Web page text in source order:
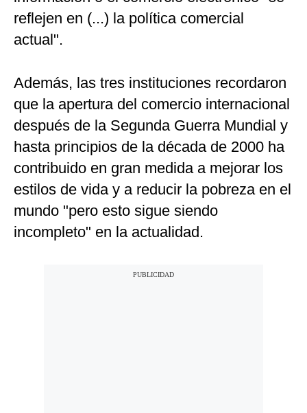
reflejen en (...) la política comercial
actual".
Además, las tres instituciones recordaron
que la apertura del comercio internacional
después de la Segunda Guerra Mundial y
hasta principios de la década de 2000 ha
contribuido en gran medida a mejorar los
estilos de vida y a reducir la pobreza en el
mundo "pero esto sigue siendo
incompleto" en la actualidad.